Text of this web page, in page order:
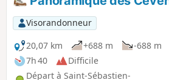
Visorandonneur
20,07 km
+688 m
-688 m
7h 40
Difficile
Départ à Saint-Sébastien-